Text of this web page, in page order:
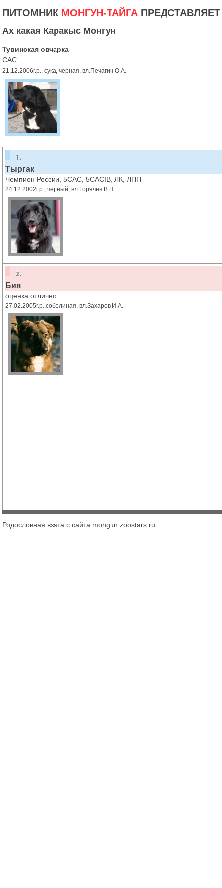
ПИТОМНИК МОНГУН-ТАЙГА ПРЕДСТАВЛЯЕТ
Ах какая Каракыс Монгун
Тувинская овчарка
САС
21.12.2006г.р., сука, черная, вл.Печагин О.А.
Тыргак
Чемпион России, 5CAC, 5CACIB, ЛК, ЛПП
24.12.2002г.р., черный, вл.Горячев В.Н.
Бия
оценка отлично
27.02.2005г.р.,соболиная, вл.Захаров И.А.
Родословная взята с сайта mongun.zoostars.ru